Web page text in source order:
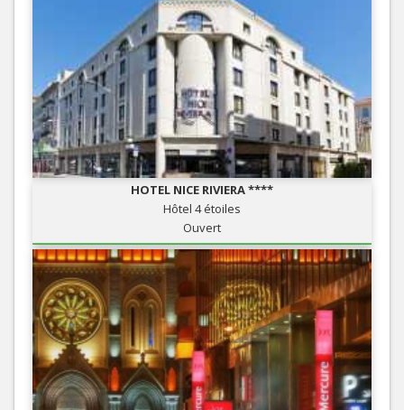
HOTEL NICE RIVIERA ****
Hôtel 4 étoiles
Ouvert